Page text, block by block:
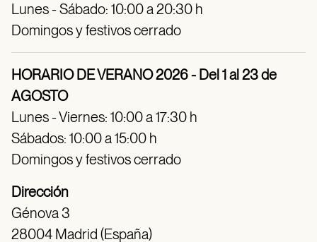
Lunes - Sábado: 10:00 a 20:30 h
Domingos y festivos cerrado
HORARIO DE VERANO 2026 - Del 1 al 23 de
AGOSTO
Lunes - Viernes: 10:00 a 17:30 h
Sábados: 10:00 a 15:00 h
Domingos y festivos cerrado
Dirección
Génova 3
28004 Madrid (España)